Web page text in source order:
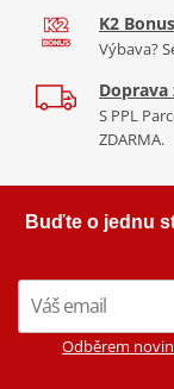
K2 Bonus
Výbava?
Doprava
S PPL
ZDARMA.
Buďte o jednu
Odběrem